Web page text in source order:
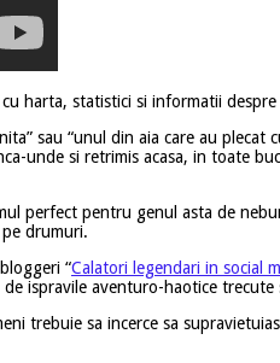
harta, statistici si informatii
sau “unul din aia care au
unde si retrimis acasa, in toate
perfect pentru genul asta de
drumuri.
“Calatori legendari in social
ispravile aventuro-haotice trecute
trebuie sa incerce sa